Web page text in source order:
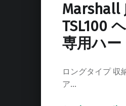
Marshall
TSL100
専用ハー
ロングタイプ 収
ア…